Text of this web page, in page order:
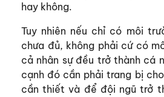
hay không.
Tuy nhiên nếu chỉ có môi
chưa đủ, không phải cứ có
cả nhân sự đều trở thành cá
cạnh đó cần phải trang bị
cần thiết và để đội ngũ trở